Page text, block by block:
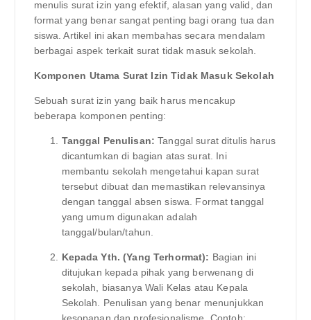
menulis surat izin yang efektif, alasan yang valid, dan
format yang benar sangat penting bagi orang tua dan
siswa. Artikel ini akan membahas secara mendalam
berbagai aspek terkait surat tidak masuk sekolah.
Komponen Utama Surat Izin Tidak Masuk Sekolah
Sebuah surat izin yang baik harus mencakup
beberapa komponen penting:
Tanggal Penulisan: Tanggal surat ditulis harus
dicantumkan di bagian atas surat. Ini
membantu sekolah mengetahui kapan surat
tersebut dibuat dan memastikan relevansinya
dengan tanggal absen siswa. Format tanggal
yang umum digunakan adalah
tanggal/bulan/tahun.
Kepada Yth. (Yang Terhormat): Bagian ini
ditujukan kepada pihak yang berwenang di
sekolah, biasanya Wali Kelas atau Kepala
Sekolah. Penulisan yang benar menunjukkan